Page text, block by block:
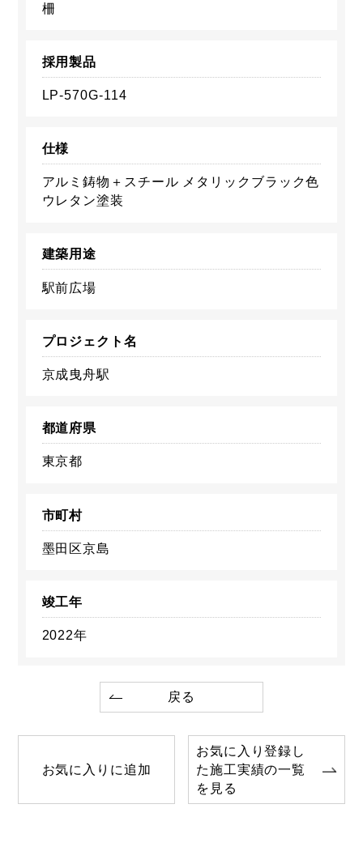
柵
採用製品
LP-570G-114
仕様
アルミ鋳物＋スチール メタリックブラック色
ウレタン塗装
建築用途
駅前広場
プロジェクト名
京成曳舟駅
都道府県
東京都
市町村
墨田区京島
竣工年
2022年
戻る
お気に入りに追加
お気に入り登録し
た施工実績の一覧
を見る